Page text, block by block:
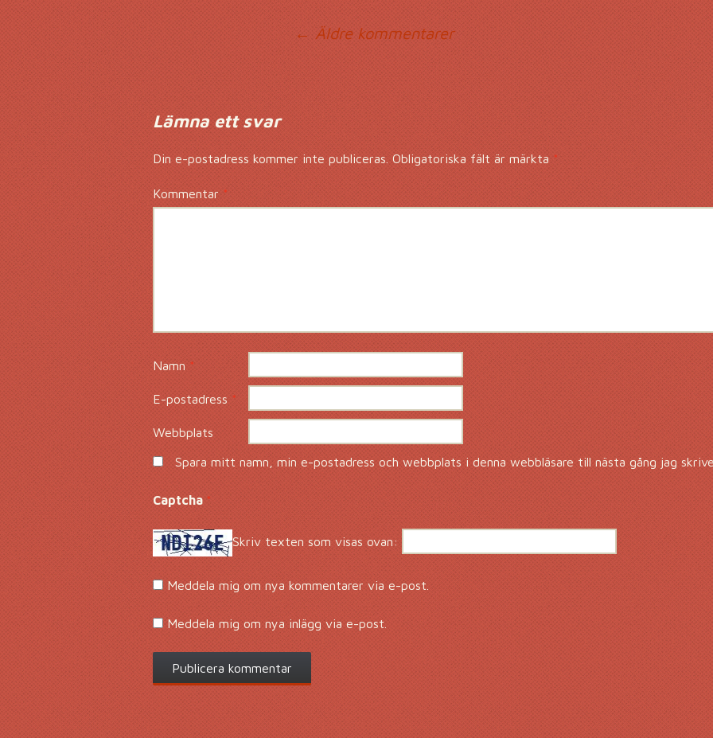
← Äldre kommentarer
Lämna ett svar
Din e-postadress kommer inte publiceras. Obligatoriska fält är märkta *
Kommentar*
Namn*
E-postadress*
Webbplats
Spara mitt namn, min e-postadress och webbplats i denna webbläsare till nästa gång jag
Captcha *
Skriv texten som visas ovan:
Meddela mig om nya kommentarer via e-post.
Meddela mig om nya inlägg via e-post.